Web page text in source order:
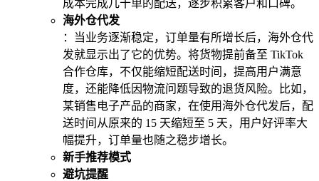
成本完成几十单的配送，逐步积累客户和口碑。
海外仓代发
：当业务逐渐稳定，订单量有所增长后，海外仓代
发就显示出了它的优势。将货物提前备至 TikTok
合作仓库，不仅能缩短配送时间，提高用户满意
度，还能降低因物流问题导致的退货风险。比如，
某销售电子产品的商家，在使用海外仓代发后，配
送时间从原来的 15 天缩短至 5 天，用户好评率大
幅提升，订单量也随之稳步增长。
新手推荐模式
避坑提醒